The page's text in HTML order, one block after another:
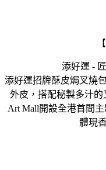
添好運 -
添好運招牌酥皮焗叉燒
外皮，搭配秘製多汁的
Art Mall開設全港首間
體現